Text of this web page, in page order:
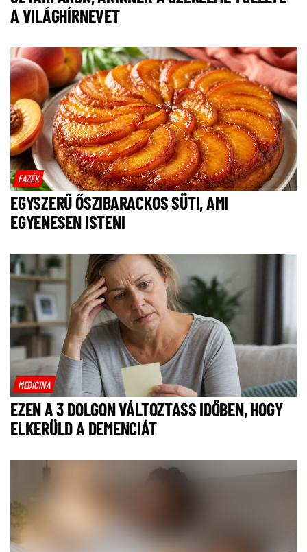
A VILÁGHÍRNEVET
FAZÉK
EGYSZERŰ ŐSZIBARACKOS SÜTI, AMI
EGYENESEN ISTENI
MEDICINA
EZEN A 3 DOLGON VÁLTOZTASS IDŐBEN, HOGY
ELKERÜLD A DEMENCIÁT